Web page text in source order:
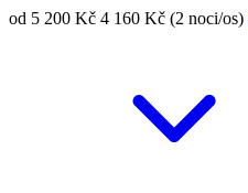
od 5 200 Kč 4 160 Kč (2 noci/os)